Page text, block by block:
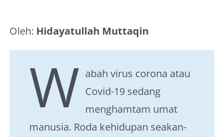
Oleh: Hidayatullah Muttaqin
W abah virus corona atau
Covid-19 sedang
menghamtam umat
manusia. Roda kehidupan seakan-